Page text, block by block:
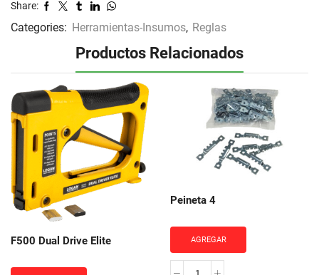
cantidad
Share:
Categories: Herramientas-Insumos, Reglas
Productos Relacionados
F500 Dual Drive Elite
Peineta 4
AGREGAR